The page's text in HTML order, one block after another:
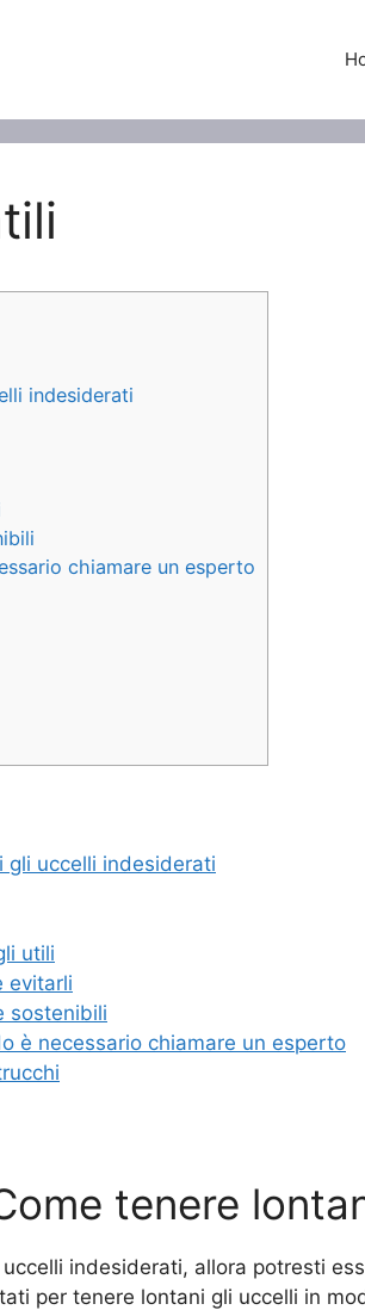
indesiderati
chiamare un esperto
gli uccelli indesiderati
utili
evitarli
sostenibili
è necessario chiamare un esperto
tenere
indesiderati, allora potresti
per tenere lontani gli uccelli in